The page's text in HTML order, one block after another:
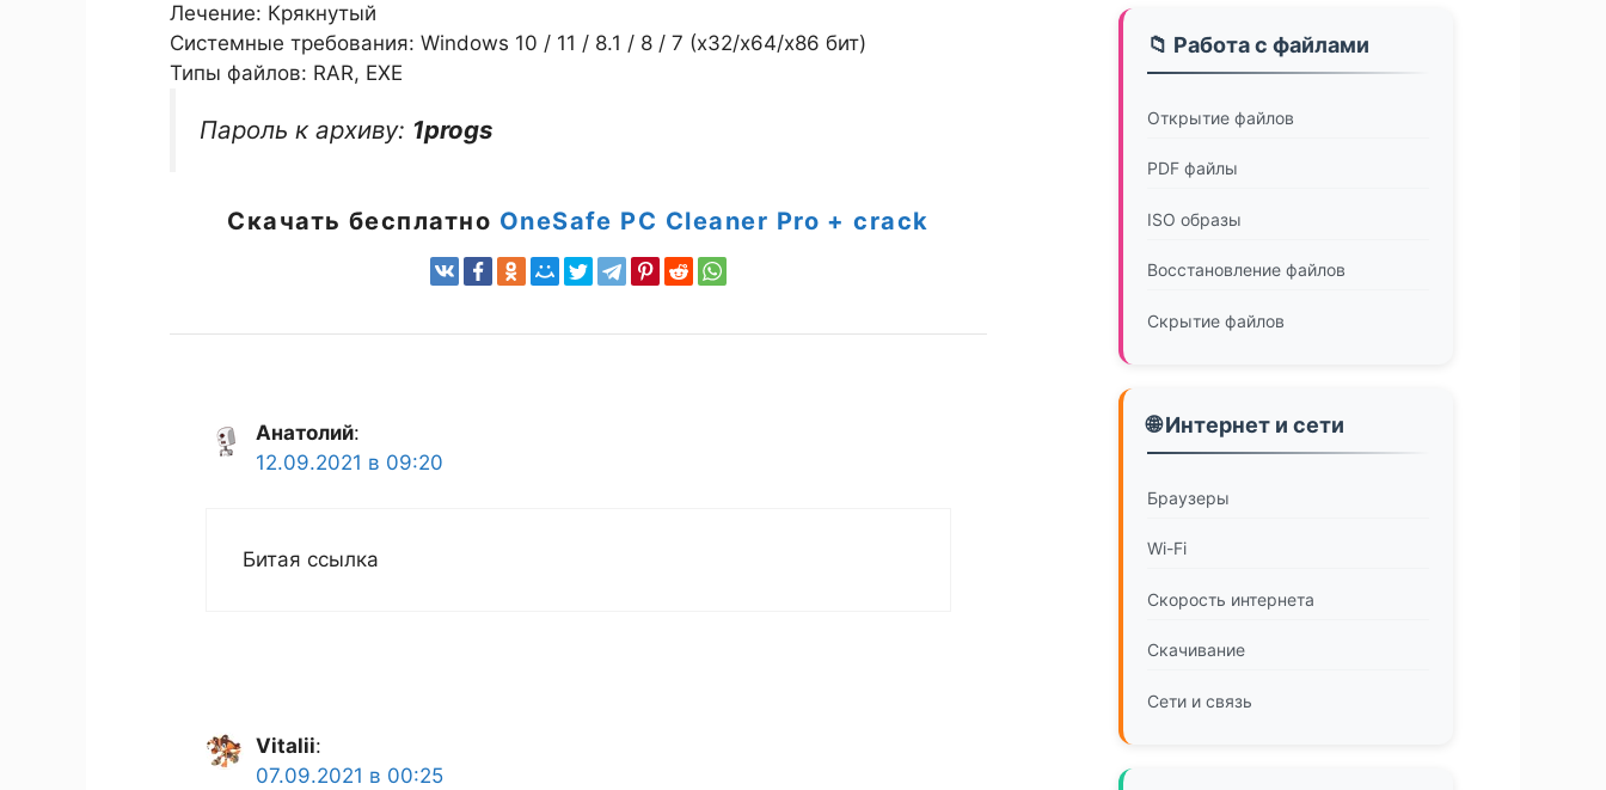
Лечение: Крякнутый
Системные требования: Windows 10 / 11 / 8.1 / 8 / 7 (х32/x64/x86 бит)
Типы файлов: RAR, EXE
Пароль к архиву: 1progs
Скачать бесплатно OneSafe PC Cleaner Pro + crack
Анатолий:
12.09.2021 в 09:20
Битая ссылка
Vitalii:
07.09.2021 в 00:25
📁 Работа с файлами
Открытие файлов
PDF файлы
ISO образы
Восстановление файлов
Скрытие файлов
🌐 Интернет и сети
Браузеры
Wi-Fi
Скорость интернета
Скачивание
Сети и связь